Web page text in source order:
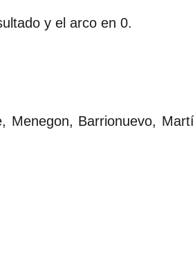
y el arco en 0.
Menegon, Barrionuevo,